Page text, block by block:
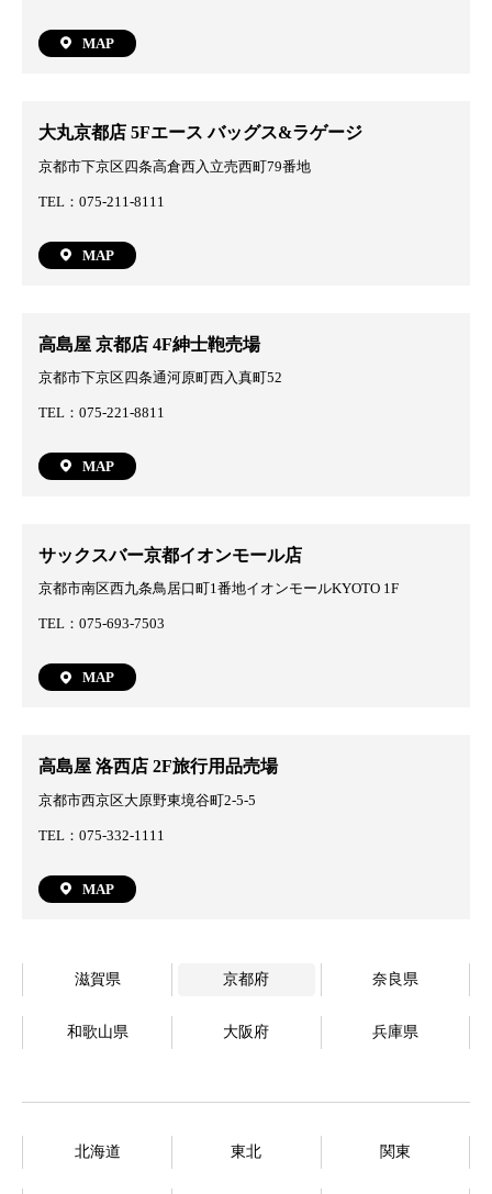
MAP
大丸京都店 5Fエース バッグス&ラゲージ
京都市下京区四条高倉西入立売西町79番地
TEL：075-211-8111
MAP
高島屋 京都店 4F紳士鞄売場
京都市下京区四条通河原町西入真町52
TEL：075-221-8811
MAP
サックスバー京都イオンモール店
京都市南区西九条鳥居口町1番地イオンモールKYOTO 1F
TEL：075-693-7503
MAP
高島屋 洛西店 2F旅行用品売場
京都市西京区大原野東境谷町2-5-5
TEL：075-332-1111
MAP
滋賀県 京都府 奈良県
和歌山県 大阪府 兵庫県
北海道 東北 関東